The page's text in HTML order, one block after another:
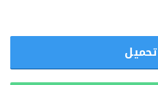
تحميل